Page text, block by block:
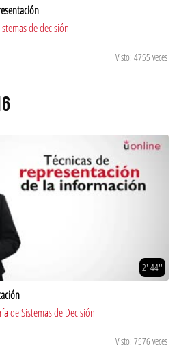
de decisión
Visto: 4755 veces
2' 44''
de Sistemas de Decisión
Visto: 7576 veces